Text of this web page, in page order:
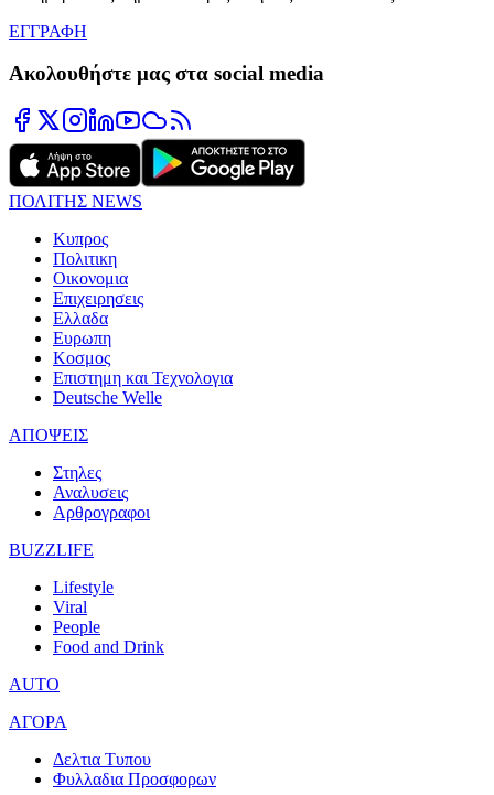
ΕΓΓΡΑΦΗ
Ακολουθήστε μας στα social media
ΠΟΛΙΤΗΣ NEWS
Κυπρος
Πολιτικη
Οικονομια
Επιχειρησεις
Ελλαδα
Ευρωπη
Κοσμος
Επιστημη και Τεχνολογια
Deutsche Welle
ΑΠΟΨΕΙΣ
Στηλες
Αναλυσεις
Αρθρογραφοι
BUZZLIFE
Lifestyle
Viral
People
Food and Drink
AUTO
ΑΓΟΡΑ
Δελτια Τυπου
Φυλλαδια Προσφορων